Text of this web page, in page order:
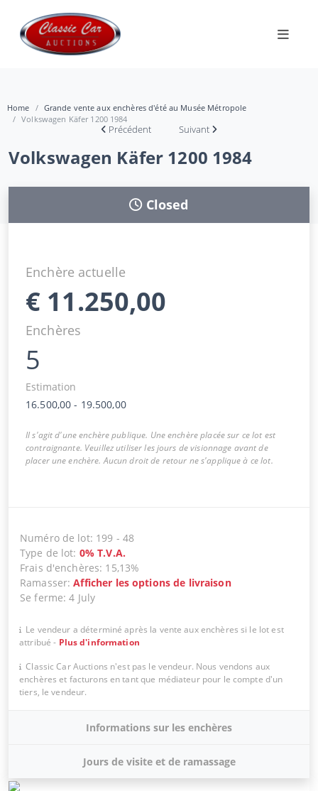
Home
Grande vente aux enchères d'été au Musée Métropole
Volkswagen Käfer 1200 1984
Précédent Suivant
Volkswagen Käfer 1200 1984
Closed
Enchère actuelle
€ 11.250,00
Enchères
5
Estimation
16.500,00 - 19.500,00
Il s'agit d'une enchère publique. Une enchère placée sur ce lot est
contraignante. Veuillez utiliser les jours de visionnage avant de
placer une enchère. Aucun droit de retour ne s'applique à ce lot.
Numéro de lot: 199 - 48
Type de lot: 0% T.V.A.
Frais d'enchères: 15,13%
Ramasser:Afficher les options de livraison
Se ferme:4 July
Le vendeur a déterminé après la vente aux enchères si le lot est
attribué - Plus d'information
Classic Car Auctions n'est pas le vendeur. Nous vendons aux
enchères et facturons en tant que médiateur pour le compte d'un
tiers, le vendeur.
Informations sur les enchères
Jours de visite et de ramassage